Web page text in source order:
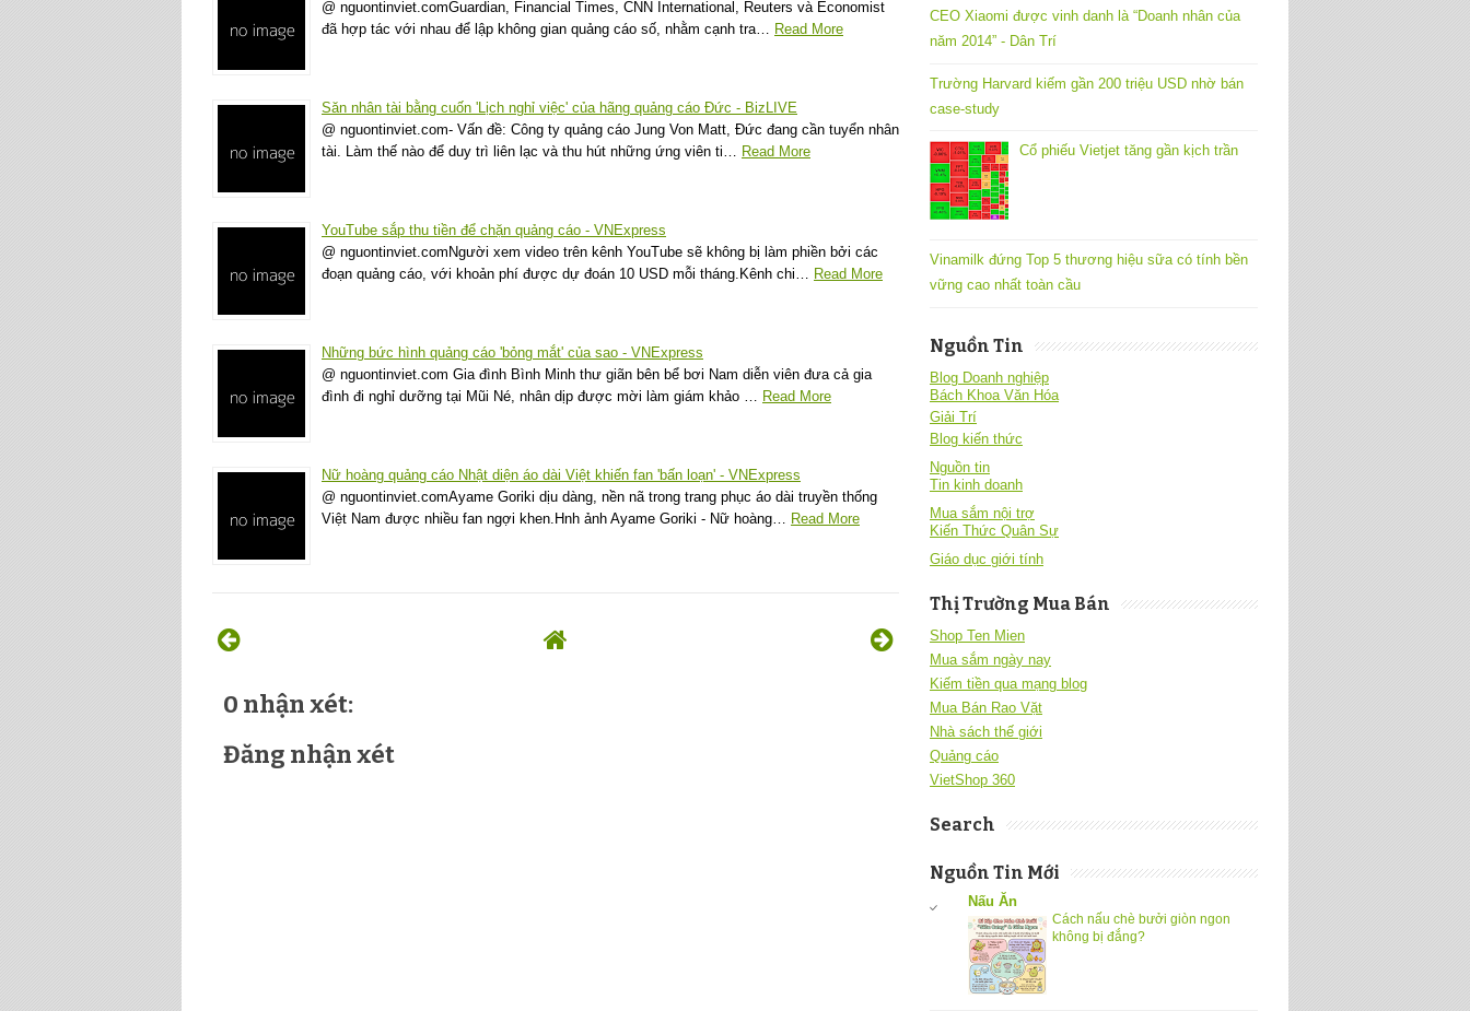
@ nguontinviet.comGuardian, Financial Times, CNN International, Reuters và Economist
đã hợp tác với nhau để lập không gian quảng cáo số, nhằm cạnh tra…
Read More
Săn nhân tài bằng cuốn 'Lịch nghỉ việc' của hãng quảng cáo Đức - BizLIVE
@ nguontinviet.com- Vấn đề: Công ty quảng cáo Jung Von Matt, Đức đang cần tuyển nhân
tài. Làm thế nào để duy trì liên lạc và thu hút những ứng viên ti…
Read More
YouTube sắp thu tiền để chặn quảng cáo - VNExpress
@ nguontinviet.comNgười xem video trên kênh YouTube sẽ không bị làm phiền bởi các
đoạn quảng cáo, với khoản phí được dự đoán 10 USD mỗi tháng.Kênh chi…
Read More
Những bức hình quảng cáo 'bỏng mắt' của sao - VNExpress
@ nguontinviet.com Gia đình Bình Minh thư giãn bên bể bơi Nam diễn viên đưa cả gia
đình đi nghỉ dưỡng tại Mũi Né, nhân dịp được mời làm giám khảo …
Read More
Nữ hoàng quảng cáo Nhật diện áo dài Việt khiến fan 'bấn loạn' - VNExpress
@ nguontinviet.comAyame Goriki dịu dàng, nền nã trong trang phục áo dài truyền thống
Việt Nam được nhiều fan ngợi khen.Hnh ảnh Ayame Goriki - Nữ hoàng…
Read More
0 nhận xét:
Đăng nhận xét
CEO Xiaomi được vinh danh là “Doanh nhân của
năm 2014” - Dân Trí
Trường Harvard kiếm gần 200 triệu USD nhờ bán
case-study
Cổ phiếu Vietjet tăng gần kịch trần
Vinamilk đứng Top 5 thương hiệu sữa có tính bền
vững cao nhất toàn cầu
Nguồn Tin
Blog Doanh nghiệp
Bách Khoa Văn Hóa
Giải Trí
Blog kiến thức
Nguồn tin
Tin kinh doanh
Mua sắm nội trợ
Kiến Thức Quân Sự
Giáo dục giới tính
Thị Trường Mua Bán
Shop Ten Mien
Mua sắm ngày nay
Kiếm tiền qua mạng blog
Mua Bán Rao Vặt
Nhà sách thế giới
Quảng cáo
VietShop 360
Search
Nguồn Tin Mới
Nấu Ăn
Cách nấu chè bưởi giòn ngon
không bị đắng?